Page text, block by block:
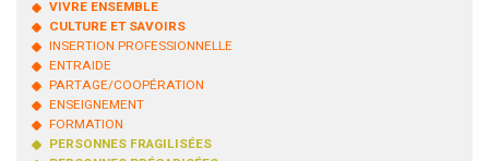
VIVRE ENSEMBLE
CULTURE ET SAVOIRS
INSERTION PROFESSIONNELLE
ENTRAIDE
PARTAGE/COOPÉRATION
ENSEIGNEMENT
FORMATION
PERSONNES FRAGILISÉES